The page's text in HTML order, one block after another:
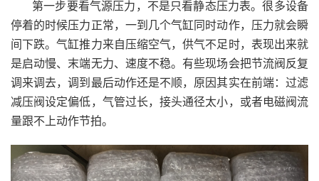
第一步要看气源压力，不是只看静态压力表。很多设备
停着的时候压力正常，一到几个气缸同时动作，压力就会瞬
间下跌。气缸推力来自压缩空气，供气不足时，表现出来就
是启动慢、末端无力、速度不稳。有些现场会把节流阀反复
调来调去，调到最后动作还是不顺，原因其实在前端：过滤
减压阀设定偏低，气管过长，接头通径太小，或者电磁阀流
量跟不上动作节拍。